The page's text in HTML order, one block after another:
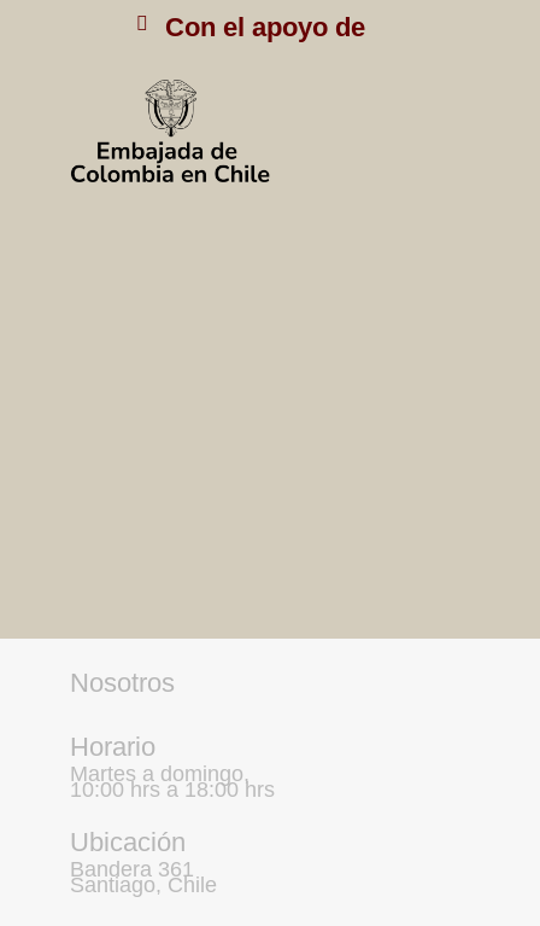
Con el apoyo de
Nosotros
Horario
Martes a domingo,
10:00 hrs a 18:00 hrs
Ubicación
Bandera 361
Santiago, Chile